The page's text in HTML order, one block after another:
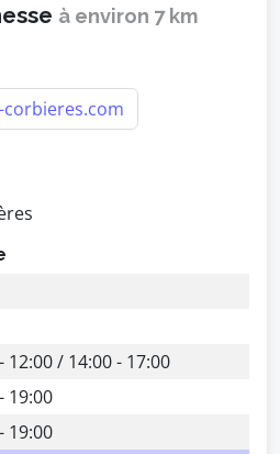
à environ 7 km
corbieres.com
12:00 / 14:00 - 17:00
19:00
19:00